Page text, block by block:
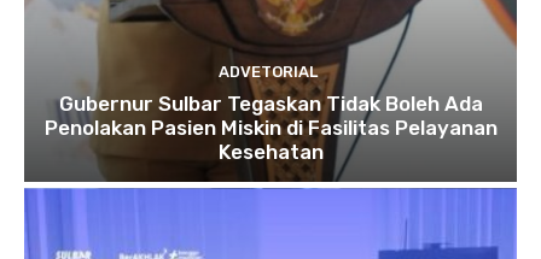
ADVETORIAL
Gubernur Sulbar Tegaskan Tidak Boleh Ada
Penolakan Pasien Miskin di Fasilitas Pelayanan
Kesehatan